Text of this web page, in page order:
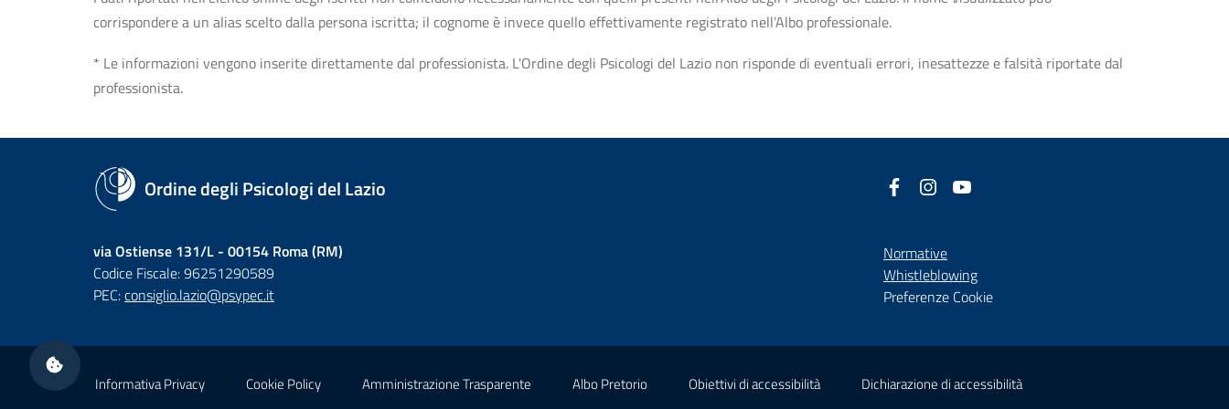
corrispondere a un alias scelto dalla persona iscritta; il cognome è invece quello effettivamente registrato nell’Albo professionale.
* Le informazioni vengono inserite direttamente dal professionista. L'Ordine degli Psicologi del Lazio non risponde di eventuali errori, inesattezze e falsità riportate dal
professionista.
Ordine degli Psicologi del Lazio
via Ostiense 131/L - 00154 Roma (RM)
Codice Fiscale: 96251290589
PEC:consiglio.lazio@psypec.it
Facebook
(nuova scheda - new tab)
Instagram
(nuova scheda - new tab)
Normative
Whistleblowing(nuova scheda - new tab)
Preferenze Cookie
Sezione Link Utili
Informativa Privacy Cookie Policy Amministrazione Trasparente (nuova scheda - new tab)
Albo Pretorio (nuova scheda - new tab)
Obiettivi di accessibilità(nuova scheda - new tab)
Dichiarazione di accessibilità(nuova scheda - new tab)